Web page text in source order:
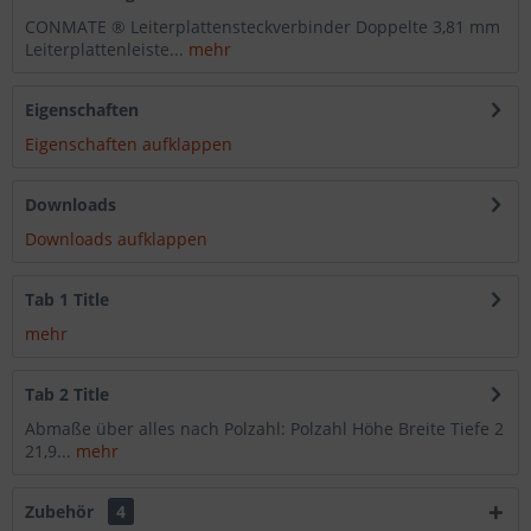
CONMATE ® Leiterplattensteckverbinder Doppelte 3,81 mm
Leiterplattenleiste... mehr
Eigenschaften
Eigenschaften aufklappen
Downloads
Downloads aufklappen
Tab 1 Title
mehr
Tab 2 Title
Abmaße über alles nach Polzahl: Polzahl Höhe Breite Tiefe 2
21,9... mehr
Zubehör 4